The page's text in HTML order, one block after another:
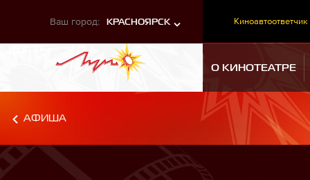
Ваш город: КРАСНОЯРСК Киноавтоответчик
О КИНОТЕАТРЕ
АФИША